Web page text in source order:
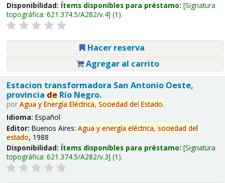
Disponibilidad: Ítems disponibles para préstamo: Signatura
topográfica: 621.374.5/A282/v.4 (1).
Hacer reserva
Agregar al carrito
Estacion transformadora San Antonio Oeste,
provincia deRío Negro.
por Agua y Energía Eléctrica, Sociedad del Estado.
Idioma: Español
Editor: Buenos Aires: Agua y energía eléctrica, sociedad del
estado, 1988
Disponibilidad: Ítems disponibles para préstamo: Signatura
topográfica: 621.374.5/A282/v.3 (1).